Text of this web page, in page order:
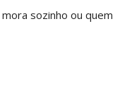
sozinho ou quem